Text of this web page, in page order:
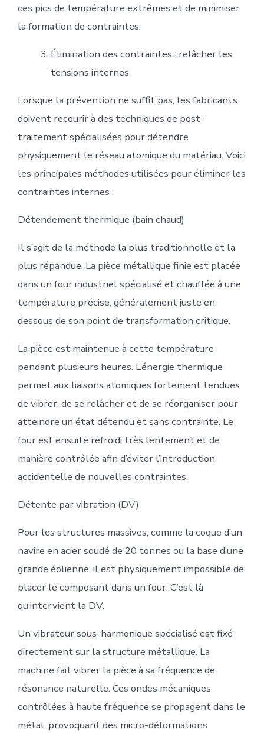
ces pics de température extrêmes et de minimiser
la formation de contraintes.
Élimination des contraintes : relâcher les
tensions internes
Lorsque la prévention ne suffit pas, les fabricants
doivent recourir à des techniques de post-
traitement spécialisées pour détendre
physiquement le réseau atomique du matériau. Voici
les principales méthodes utilisées pour éliminer les
contraintes internes :
Détendement thermique (bain chaud)
Il s’agit de la méthode la plus traditionnelle et la
plus répandue. La pièce métallique finie est placée
dans un four industriel spécialisé et chauffée à une
température précise, généralement juste en
dessous de son point de transformation critique.
La pièce est maintenue à cette température
pendant plusieurs heures. L’énergie thermique
permet aux liaisons atomiques fortement tendues
de vibrer, de se relâcher et de se réorganiser pour
atteindre un état détendu et sans contrainte. Le
four est ensuite refroidi très lentement et de
manière contrôlée afin d’éviter l’introduction
accidentelle de nouvelles contraintes.
Détente par vibration (DV)
Pour les structures massives, comme la coque d’un
navire en acier soudé de 20 tonnes ou la base d’une
grande éolienne, il est physiquement impossible de
placer le composant dans un four. C’est là
qu’intervient la DV.
Un vibrateur sous-harmonique spécialisé est fixé
directement sur la structure métallique. La
machine fait vibrer la pièce à sa fréquence de
résonance naturelle. Ces ondes mécaniques
contrôlées à haute fréquence se propagent dans le
métal, provoquant des micro-déformations